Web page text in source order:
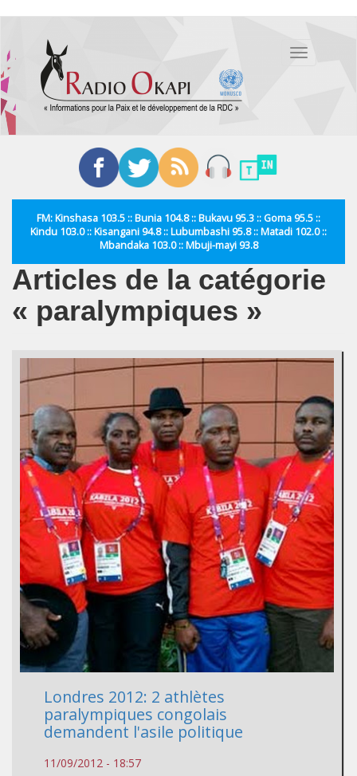
contenu
principal
Toggle
FM: Kinshasa 103.5 :: Bunia 104.8 :: Bukavu 95.3 :: Goma 95.5 ::
Kindu 103.0 :: Kisangani 94.8 :: Lubumbashi 95.8 :: Matadi 102.0 ::
Mbandaka 103.0 :: Mbuji-mayi 93.8
Articles de la catégorie
« paralympiques »
Londres 2012: 2 athlètes
paralympiques congolais
demandent l'asile politique
11/09/2012 - 18:57